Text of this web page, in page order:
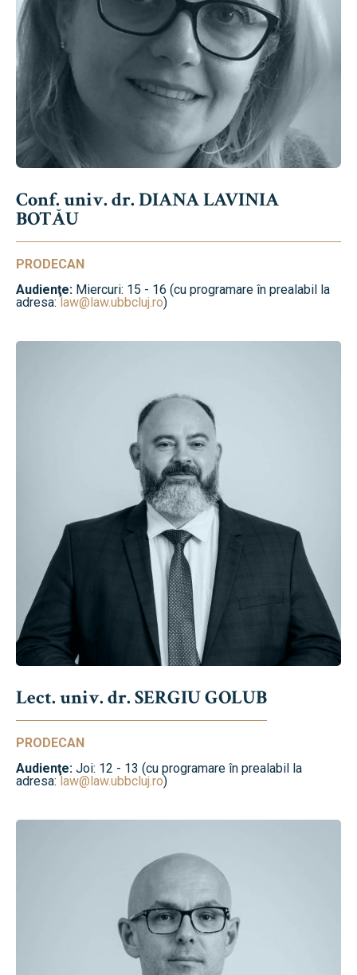
Conf. univ. dr. DIANA LAVINIA
BOTĂU
PRODECAN
Audienţe: Miercuri: 15 - 16 (cu programare în prealabil la
adresa: law@law.ubbcluj.ro)
Lect. univ. dr. SERGIU GOLUB
PRODECAN
Audienţe: Joi: 12 - 13 (cu programare în prealabil la
adresa:law@law.ubbcluj.ro)